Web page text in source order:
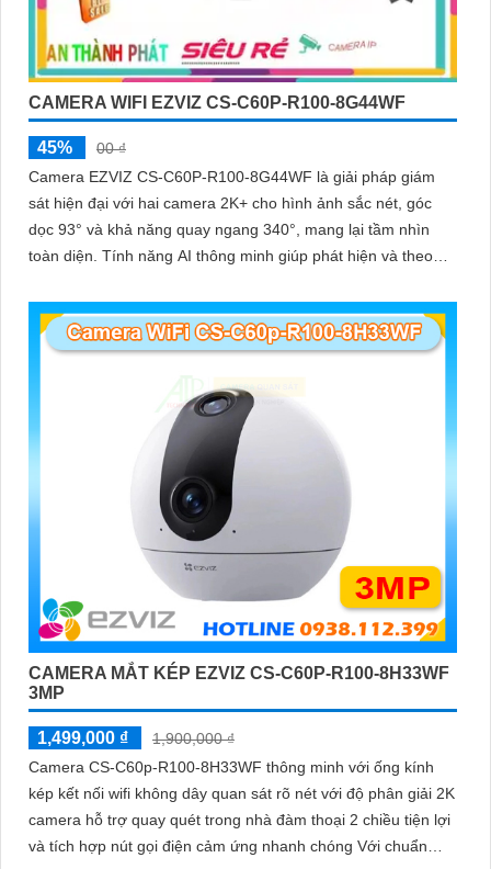
CAMERA WIFI EZVIZ CS-C60P-R100-8G44WF
45%
00 ₫
Camera EZVIZ CS-C60P-R100-8G44WF là giải pháp giám
sát hiện đại với hai camera 2K+ cho hình ảnh sắc nét, góc
dọc 93° và khả năng quay ngang 340°, mang lại tầm nhìn
toàn diện. Tính năng AI thông minh giúp phát hiện và theo
CAMERA MẮT KÉP EZVIZ CS-C60P-R100-8H33WF
3MP
1,499,000 ₫
1,900,000 ₫
Camera CS-C60p-R100-8H33WF thông minh với ống kính
kép kết nối wifi không dây quan sát rõ nét với độ phân giải 2K
camera hỗ trợ quay quét trong nhà đàm thoại 2 chiều tiện lợi
và tích hợp nút gọi điện cảm ứng nhanh chóng Với chuẩn